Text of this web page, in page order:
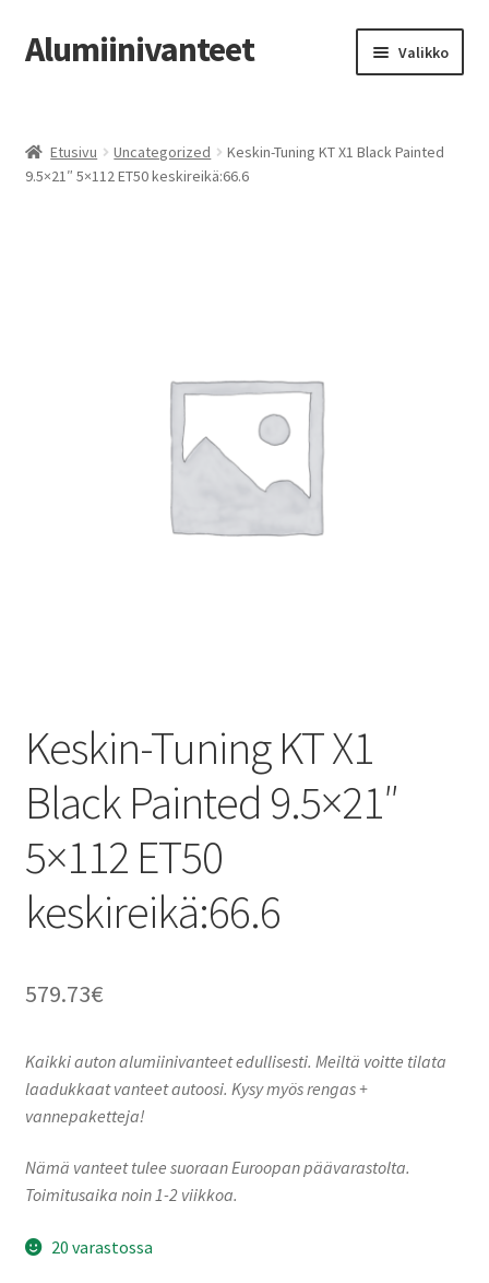
Siirry
navigointiin
Siirry
sisältöön
Alumiinivanteet Valikko
Kauppa
Etusivu Uncategorized
Keskin-Tuning KT X1 Black Painted
9.5×21″ 5×112 ET50 keskireikä:66.6
Keskin-Tuning KT X1
Black Painted 9.5×21″
5×112 ET50
keskireikä:66.6
579.73€
Kaikki auton alumiinivanteet edullisesti. Meiltä voitte tilata
laadukkaat vanteet autoosi. Kysy myös rengas +
vannepaketteja!
Nämä vanteet tulee suoraan Euroopan päävarastolta.
Toimitusaika noin 1-2 viikkoa.
20 varastossa